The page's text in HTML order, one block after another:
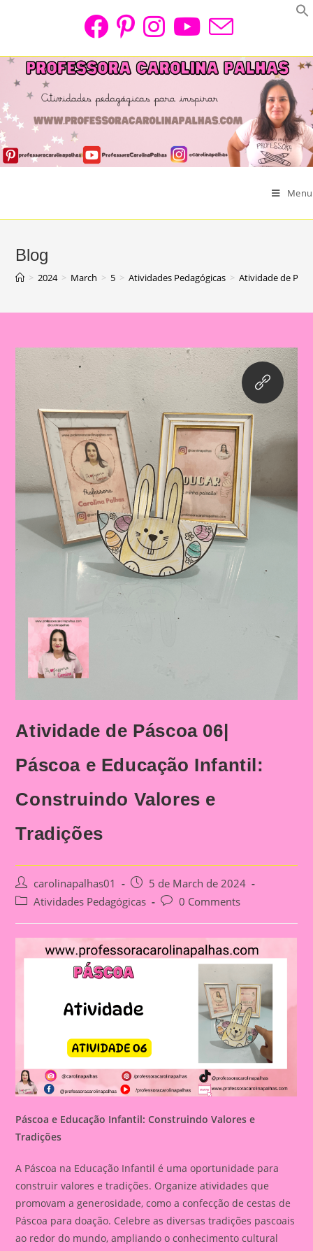
Menu
Blog
> 2024 > March > 5 > Atividades Pedagógicas > Atividade de
Atividade de Páscoa 06|
Páscoa e Educação Infantil:
Construindo Valores e
Tradições
Post
author:
carolinapalhas01
Post
published:
5 de March de 2024
PostAtividades Pedagógicas
Post0 Comments
Páscoa e Educação Infantil: Construindo Valores e
Tradições
A Páscoa na Educação Infantil é uma oportunidade para
construir valores e tradições. Organize atividades que
promovam a generosidade, como a confecção de cestas de
Páscoa para doação. Celebre as diversas tradições pascoais
ao redor do mundo, ampliando o conhecimento cultural